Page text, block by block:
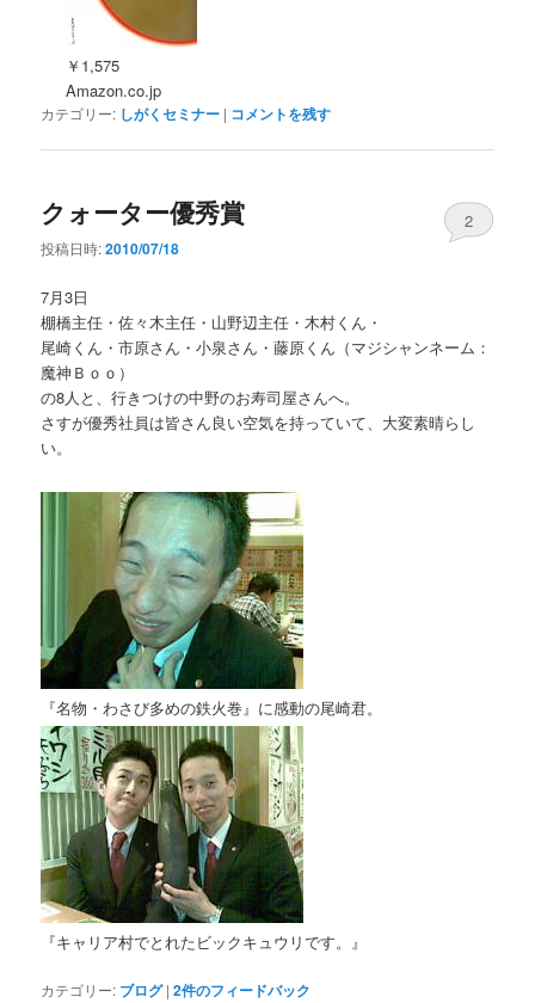
￥1,575
Amazon.co.jp
カテゴリー: しがくセミナー | コメントを残す
クォーター優秀賞
投稿日時:2010/07/18
2
7月3日
棚橋主任・佐々木主任・山野辺主任・木村くん・
尾崎くん・市原さん・小泉さん・藤原くん（マジシャンネーム：
魔神Ｂｏｏ）
の8人と、行きつけの中野のお寿司屋さんへ。
さすが優秀社員は皆さん良い空気を持っていて、大変素晴らし
い。
『名物・わさび多めの鉄火巻』に感動の尾崎君。
『キャリア村でとれたビックキュウリです。』
カテゴリー: ブログ |2件のフィードバック